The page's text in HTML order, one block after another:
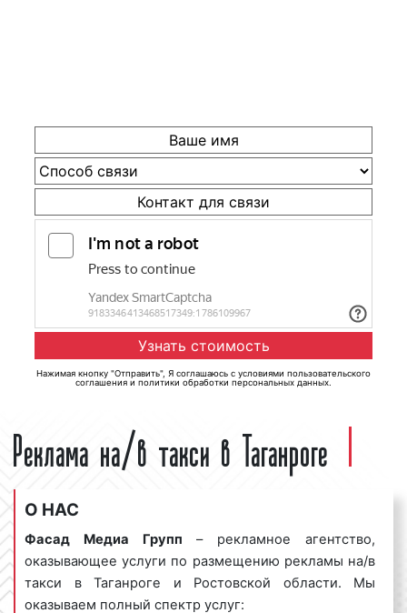
Нажимая кнопку "Отправить", Я соглашаюсь с условиями пользовательского
соглашения и политики обработки персональных данных
Реклама на/в такси в Таганроге
О НАС
Фасад Медиа Групп – рекламное агентство,
оказывающее услуги по размещению рекламы на/в
такси в Таганроге и Ростовской области. Мы
оказываем полный спектр услуг: